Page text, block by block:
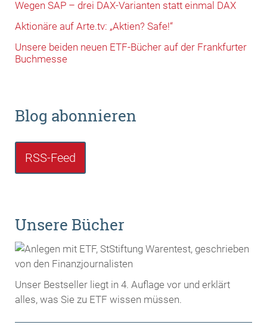
Wegen SAP – drei DAX-Varianten statt einmal DAX
Aktionäre auf Arte.tv: „Aktien? Safe!“
Unsere beiden neuen ETF-Bücher auf der Frankfurter
Buchmesse
Blog abonnieren
RSS-Feed
Unsere Bücher
Unser Bestseller liegt in 4. Auflage vor und erklärt
alles, was Sie zu ETF wissen müssen.